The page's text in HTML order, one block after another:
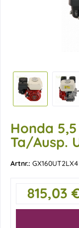
Honda
Ta/Ausp.
Artnr.: GX160UT2LX4
815,03